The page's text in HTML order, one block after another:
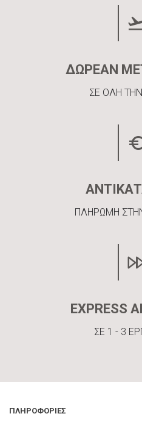
ΔΩΡΕΑΝ
ΣΕ ΟΛΗ
ΠΛΗΡΩΜΗ
EXPRESS
ΣΕ 1 - 3
ΠΛΗΡΟΦΟΡΙΕΣ